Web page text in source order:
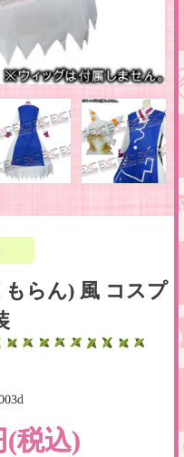
らん) 風 コスプ
(税込)